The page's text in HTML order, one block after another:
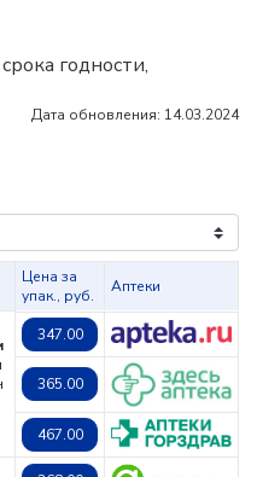
годности,
Дата обновления: 14.03.2024
Цена за
упак., руб.
Аптеки
347.00
365.00
467.00